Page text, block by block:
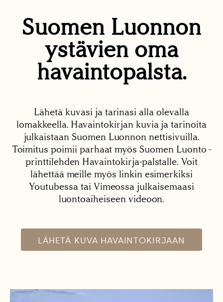
Suomen Luonnon
ystävien oma
havaintopalsta.
Lähetä kuvasi ja tarinasi alla olevalla
lomakkeella. Havaintokirjan kuvia ja tarinoita
julkaistaan Suomen Luonnon nettisivuilla.
Toimitus poimii parhaat myös Suomen Luonto -
printtilehden Havaintokirja-palstalle. Voit
lähettää meille myös linkin esimerkiksi
Youtubessa tai Vimeossa julkaisemaasi
luontoaiheiseen videoon.
LÄHETÄ KUVA HAVAINTOKIRJAAN